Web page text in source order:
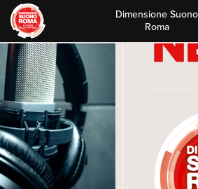
Skip
to
content
Dimensione Suono
Roma